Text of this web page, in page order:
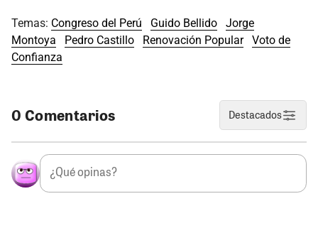
Temas: Congreso del Perú Guido Bellido
Jorge
Montoya
Pedro Castillo Renovación Popular
Voto de
Confianza
0 Comentarios Destacados